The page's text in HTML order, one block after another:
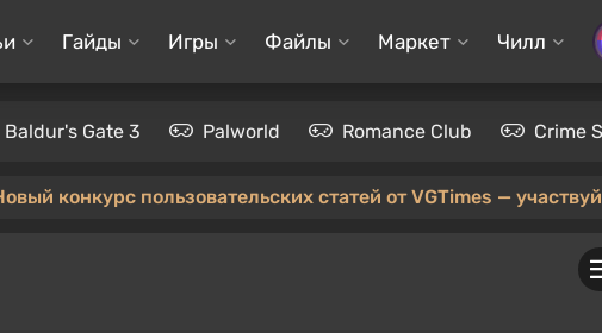
Гайды Игры Файлы Маркет Чилл
Baldur's Gate 3 Palworld Romance Club Crime
конкурс пользовательских статей от VGTimes —